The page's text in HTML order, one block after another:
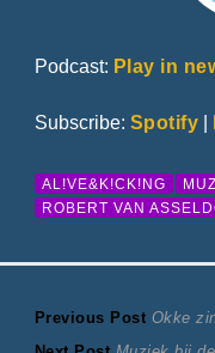
Podcast: Play in
Subscribe: Spotify |
AL!VE&K!CK!NG
ROBERT VAN
Bericht
Previous Post Previous
Okke